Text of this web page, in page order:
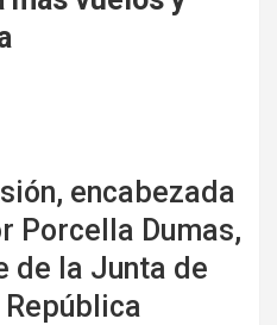
encabezada
Porcella Dumas,
de la Junta de